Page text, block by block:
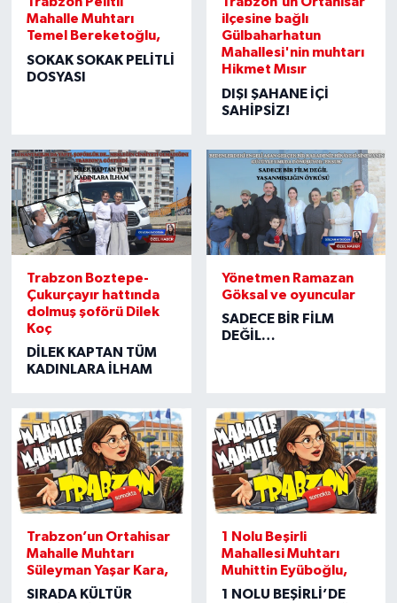
Mahalle Muhtarı
Temel Bereketoğlu,
SOKAK SOKAK PELİTLİ
DOSYASI
ilçesine bağlı
Gülbaharhatun
Mahallesi'nin muhtarı
Hikmet Mısır
DIŞI ŞAHANE İÇİ
SAHİPSİZ!
Trabzon Boztepe-
Çukurçayır hattında
dolmuş şoförü Dilek
Koç
DİLEK KAPTAN TÜM
KADINLARA İLHAM
Yönetmen Ramazan
Göksal ve oyuncular
SADECE BİR FİLM
DEĞİL
Trabzon’un Ortahisar
Mahalle Muhtarı
Süleyman Yaşar Kara,
SIRADA KÜLTÜR
1 Nolu Beşirli
Mahallesi Muhtarı
Muhittin Eyüboğlu,
1 NOLU BEŞİRLİ’DE
SİYASET
Teknoloji
TRABZONSPOR
Yaşam